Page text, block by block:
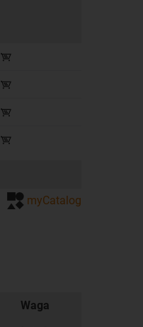
myCatalog
Waga